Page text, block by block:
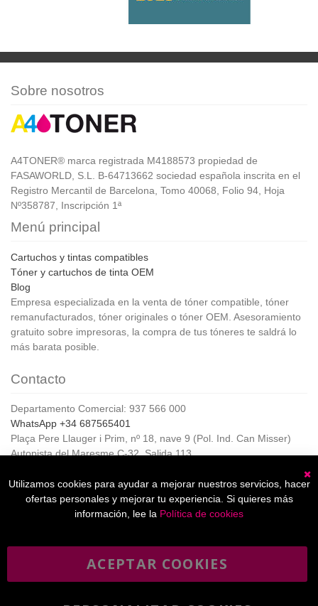
Sobre nosotros
A4TONER® marca registrada M4188573 propiedad de
FASAWORLD, S.L. B-64713662 sociedad española inscrita en el
Registro Mercantil de Barcelona, Tomo 40068, Folio 94, Hoja
Nº358787, Inscripción 1ª
Menú principal
Cartuchos y tintas compatibles
Tóner y cartuchos de tinta OEM
Blog
Empresa especializada en la venta de tóner compatible, tóner
remanufacturados, tóner originales o tóner OEM. Asesoramiento
gratuito sobre impresoras, la compra de tus tóneres te saldrá lo
más barata posible.
Contacto
Departamento Comercial: 937 566 000
WhatsApp +34 687565401
Plaça Pere Llauger i Prim, nº 18, nave 9 (Pol. Ind. Can Misser)
Autopista del Maresme C-32, Salida 113
Horario de Atención al cliente:
De lunes a jueves de 8:00 a 17:00,
Viernes de 8:00 a 15:00
informativo
Utilizamos cookies para ayudar a mejorar nuestros servicios, hacer
ofertas personales y mejorar tu experiencia. Si quieres más
información, lee la Política de cookies
ACEPTAR COOKIES